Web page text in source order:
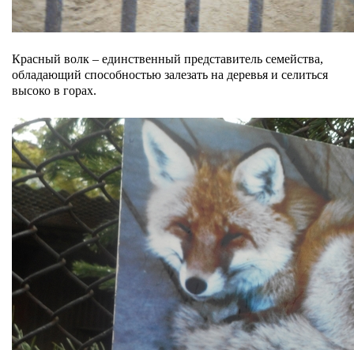
Красный волк – единственный представитель семейства,
обладающий способностью залезать на деревья и селиться
высоко в горах.